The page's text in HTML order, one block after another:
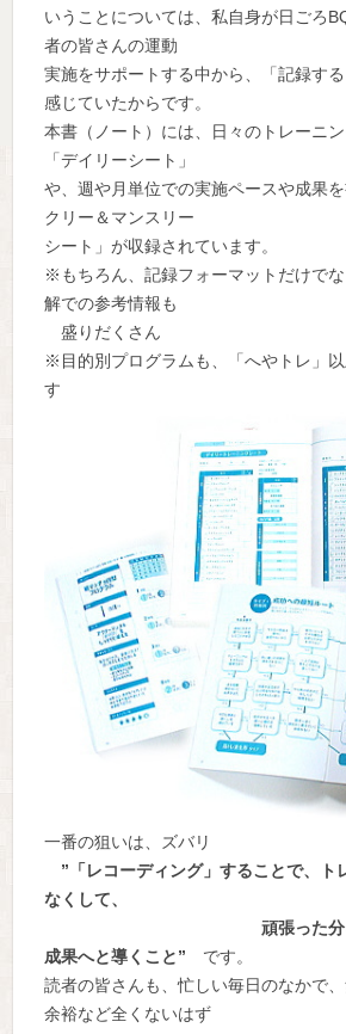
いうことについては、私自身が日ごろ
者の皆さんの運動
実施をサポートする中から、「記録す
感じていたからです。
本書（ノート）には、日々のトレーニ
「デイリーシート」
や、週や月単位での実施ペースや成果
クリー＆マンスリー
シート」が収録されています。
※もちろん、記録フォーマットだけで
解での参考情報も
盛りだくさん
※目的別プログラムも、「へやトレ」
す
一番の狙いは、ズバリ
”「レコーディング」することで、ト
なくして、
頑張った分をその
成果へと導くこと” です。
読者の皆さんも、忙しい毎日のなかで
余裕など全くないはず